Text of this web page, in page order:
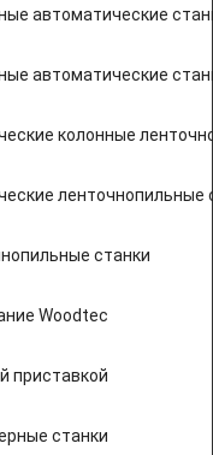
автоматические
автоматические
колонные
ленточнопильные
станки
Woodtec
приставкой
станки